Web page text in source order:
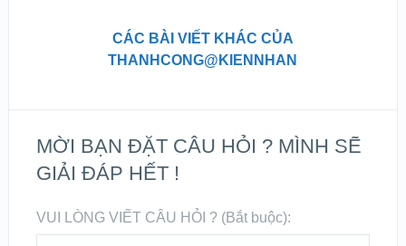
CÁC BÀI VIẾT KHÁC CỦA
THANHCONG@KIENNHAN
MỜI BẠN ĐẶT CÂU HỎI ? MÌNH SẼ
GIẢI ĐÁP HẾT !
VUI LÒNG VIẾT CÂU HỎI ? (Bắt buộc):